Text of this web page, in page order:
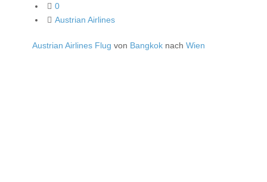
0
Austrian Airlines
Austrian Airlines Flug von Bangkok nach Wien